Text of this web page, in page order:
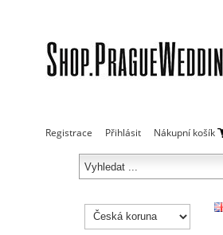
Registrace Přihlásit Nákupní košík